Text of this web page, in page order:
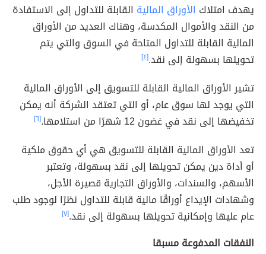
يهدف امتلاك الأوراق المالية القابلة للتداول إلى الاستفادة
من النقد والأموال المكدسة، وهناك العديد من الأوراق
المالية القابلة للتداول المتاحة في السوق والتي يتم
تحويلها بسهولة إلى نقد.[٤]
تشير الأوراق المالية القابلة للتسويق إلى الأوراق المالية
التي يوجد لها سوق عام، أو التي تعتقد الشركة أنه يمكن
تخفيضها إلى نقد في غضون 12 شهرًا من استلامها.
[٦]
تعد الأوراق المالية القابلة للتسويق هي أي حقوق ملكية
أو أداة دين يمكن تحويلها إلى نقد بسهولة، وتعتبر
الأسهم، والسندات، والأوراق التجارية قصيرة الأجل،
وشهادات الإيداع أوراقًا مالية قابلة للتداول نظرًا لوجود طلب
عام عليها وإمكانية تحويلها بسهولة إلى نقد.[٧]
النفقات المدفوعة مسبقا